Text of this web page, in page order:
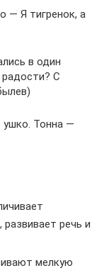
— Я тигренок, а
в один
радости? С
ушко. Тонна —
речь и
мелкую